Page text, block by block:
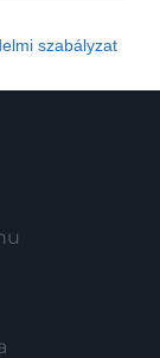
szabályzat
a
vezető